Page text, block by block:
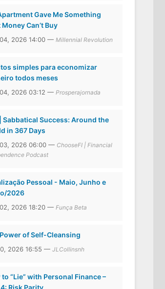
Gave Me Something
Can’t Buy
2026 14:00 —Millennial Revolution
simples para economizar
todos meses
2026 03:12 —Prosperajornada
Sabbatical Success: Around the
in 367 Days
2026 06:00 — ChooseFI | Financial
Podcast
Pessoal - Maio, Junho e
2026
2026 18:20 —Funça Beta
of Self-Cleansing
2026 16:55 —JLCollinsnh
to “Lie” with Personal Finance –
Risk Parity